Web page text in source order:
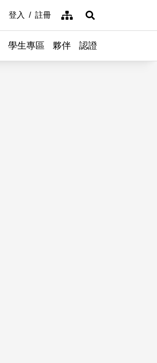
登入 註冊 網站導覽展開搜尋
學生專區 夥伴 認證